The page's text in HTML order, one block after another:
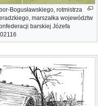
Bogusławskiego, rotmistrza
marszałka województw
barskiej Józefa